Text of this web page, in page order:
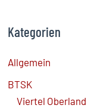
Kategorien
Allgemein
BTSK
Viertel Oberland